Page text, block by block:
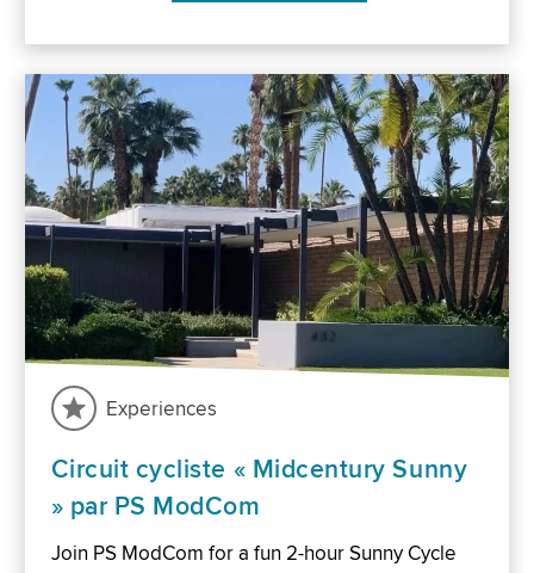
Experiences
Circuit cycliste « Midcentury Sunny
» par PS ModCom
Join PS ModCom for a fun 2-hour Sunny Cycle